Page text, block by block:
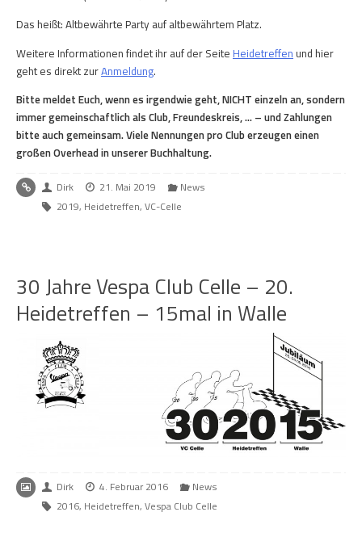
Das heißt: Altbewährte Party auf altbewährtem Platz.
Weitere Informationen findet ihr auf der Seite Heidetreffen und hier
geht es direkt zurAnmeldung.
Bitte meldet Euch, wenn es irgendwie geht, NICHT einzeln an, sondern
immer gemeinschaftlich als Club, Freundeskreis, … – und Zahlungen
bitte auch gemeinsam. Viele Nennungen pro Club erzeugen einen
großen Overhead in unserer Buchhaltung.
Dirk 21. Mai 2019
News
2019, Heidetreffen, VC-Celle
30 Jahre Vespa Club Celle – 20.
Heidetreffen – 15mal in Walle
Dirk 4. Februar 2016
News
2016, Heidetreffen, Vespa Club Celle